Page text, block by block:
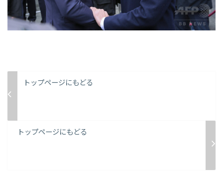
トップページにもどる
トップページにもどる